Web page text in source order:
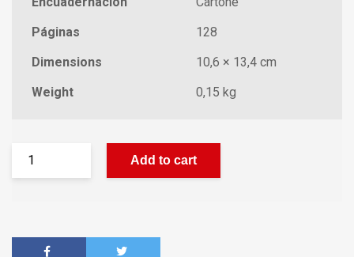
Páginas
128
Dimensions
10,6 × 13,4 cm
Weight
0,15 kg
Add to cart